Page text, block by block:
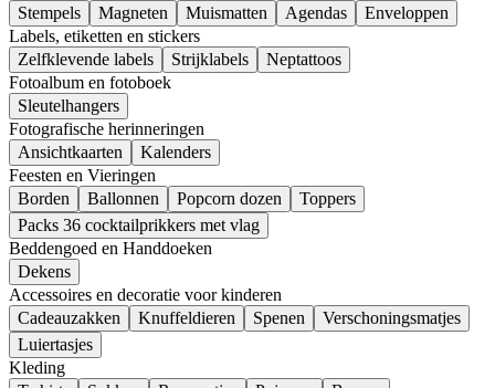
Stempels
Magneten Muismatten Agendas
Enveloppen
Labels, etiketten en stickers
Zelfklevende labels
Strijklabels
Neptattoos
Fotoalbum en fotoboek
Sleutelhangers
Fotografische herinneringen
Ansichtkaarten
Kalenders
Feesten en Vieringen
Borden
Ballonnen Popcorn dozen
Toppers
Packs 36 cocktailprikkers met vlag
Beddengoed en Handdoeken
Dekens
Accessoires en decoratie voor kinderen
Cadeauzakken
Knuffeldieren Spenen
Verschoningsmatjes
Luiertasjes
Kleding